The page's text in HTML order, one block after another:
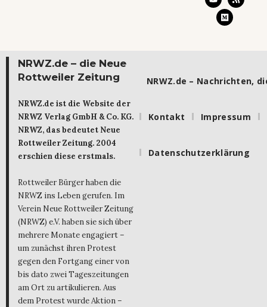
NRWZ.de – die Neue
Rottweiler Zeitung
NRWZ.de ist die Website der
NRWZ Verlag GmbH & Co. KG.
NRWZ, das bedeutet Neue
Rottweiler Zeitung. 2004
erschien diese erstmals.
Rottweiler Bürger haben die
NRWZ ins Leben gerufen. Im
Verein Neue Rottweiler Zeitung
(NRWZ) e.V. haben sie sich über
mehrere Monate engagiert –
um zunächst ihren Protest
gegen den Fortgang einer von
bis dato zwei Tageszeitungen
am Ort zu artikulieren. Aus
dem Protest wurde Aktion –
NRWZ.de – Nachrichten,
Kontakt Impressum
Datenschutzerklärung